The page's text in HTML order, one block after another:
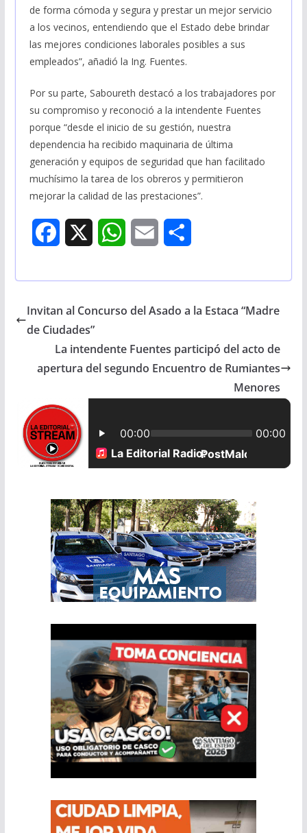
de forma cómoda y segura y prestar un mejor servicio
a los vecinos, entendiendo que el Estado debe brindar
las mejores condiciones laborales posibles a sus
empleados”, añadió la Ing. Fuentes.
Por su parte, Saboureth destacó a los trabajadores por
su compromiso y reconoció a la intendente Fuentes
porque “desde el inicio de su gestión, nuestra
dependencia ha recibido maquinaria de última
generación y equipos de seguridad que han facilitado
muchísimo la tarea de los obreros y permitieron
mejorar la calidad de las prestaciones”.
e
o
k
W
t
s
A
p
i
l
r
e
Invitan al Concurso del Asado a la Estaca “Madre
de Ciudades”
La intendente Fuentes participó del acto de
apertura del segundo Encuentro de Rumiantes
Menores